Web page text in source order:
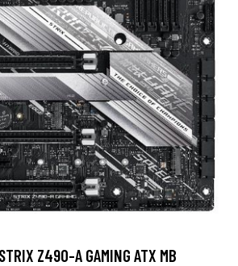
Z490-A GAMING ATX MB